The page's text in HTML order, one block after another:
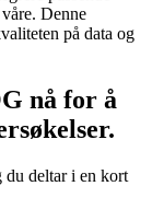
Denne
på data og
nå for å
deltar i en kort